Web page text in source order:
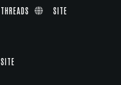
THREADS SITE
SITE